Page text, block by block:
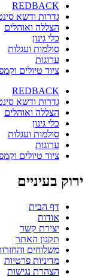
REDBACK
גדרות ודשא
הצללה ואוהלים
כלי גינון
סולמות ועגלות
ערוגות
ציוד טיולים
REDBACK
גדרות ודשא
הצללה ואוהלים
כלי גינון
סולמות ועגלות
ערוגות
ציוד טיולים
ירוק בעיניים
דף הבית
אודות
יצירת קשר
תקנון האתר
משלוחים
מדיניות פרטיות
הצהרת נגישות